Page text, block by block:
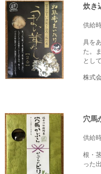
炊き
供給
具を
た。
とし
株式
穴馬
供給
根・
った